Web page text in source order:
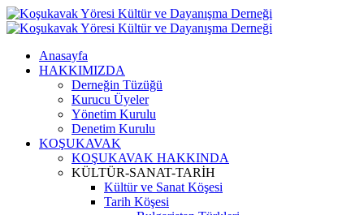
Anasayfa
HAKKIMIZDA
Derneğin Tüzüğü
Kurucu Üyeler
Yönetim Kurulu
Denetim Kurulu
KOŞUKAVAK
KOŞUKAVAK HAKKINDA
KÜLTÜR-SANAT-TARİH
Kültür ve Sanat Köşesi
Tarih Köşesi